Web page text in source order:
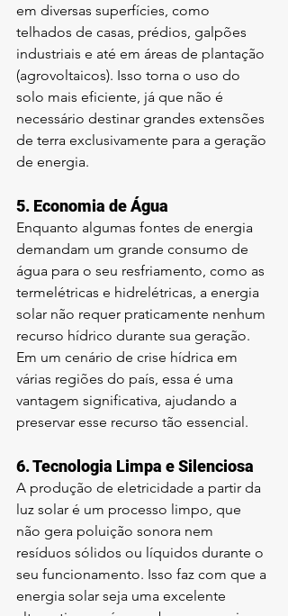
em diversas superfícies, como
telhados de casas, prédios, galpões
industriais e até em áreas de plantação
(agrovoltaicos). Isso torna o uso do
solo mais eficiente, já que não é
necessário destinar grandes extensões
de terra exclusivamente para a geração
de energia.
5. Economia de Água
Enquanto algumas fontes de energia
demandam um grande consumo de
água para o seu resfriamento, como as
termelétricas e hidrelétricas, a energia
solar não requer praticamente nenhum
recurso hídrico durante sua geração.
Em um cenário de crise hídrica em
várias regiões do país, essa é uma
vantagem significativa, ajudando a
preservar esse recurso tão essencial.
6. Tecnologia Limpa e Silenciosa
A produção de eletricidade a partir da
luz solar é um processo limpo, que
não gera poluição sonora nem
resíduos sólidos ou líquidos durante o
seu funcionamento. Isso faz com que a
energia solar seja uma excelente